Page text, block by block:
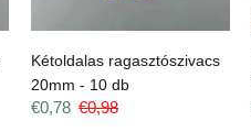
Kétoldalas ragasztószivacs
20mm - 10 db
€0,78 €0,98